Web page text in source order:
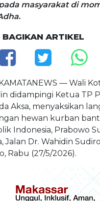
masyarakat di
BAGIKAN ARTIKEL
— Wali
didampingi Ketua TP
Aksa, menyaksikan
hewan kurban
Indonesia, Prabowo
Jalan Dr. Wahidin
Rabu (27/5/2026).